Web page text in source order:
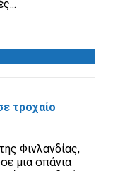
τροχαίο
Φινλανδίας,
μια σπάνια